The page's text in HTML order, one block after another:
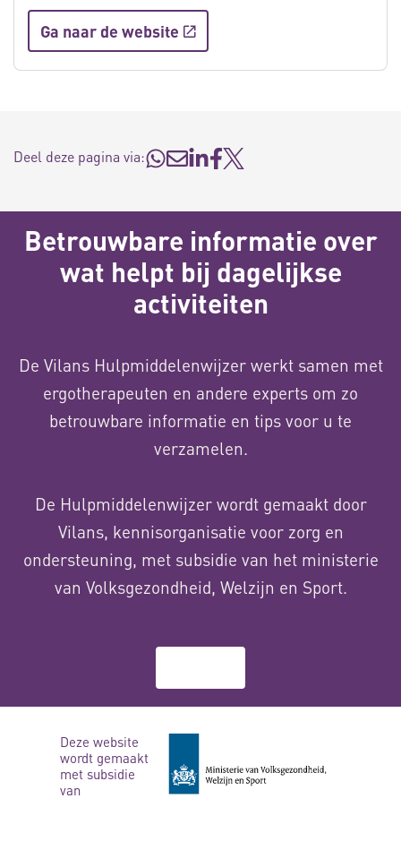
Ga naar de website
Deel deze pagina via:
Betrouwbare informatie over
wat helpt bij dagelijkse
activiteiten
De Vilans Hulpmiddelenwijzer werkt samen met
ergotherapeuten en andere experts om zo
betrouwbare informatie en tips voor u te
verzamelen.
De Hulpmiddelenwijzer wordt gemaakt door
Vilans, kennisorganisatie voor zorg en
ondersteuning, met subsidie van het ministerie
van Volksgezondheid, Welzijn en Sport.
Deze website
wordt gemaakt
met subsidie
van